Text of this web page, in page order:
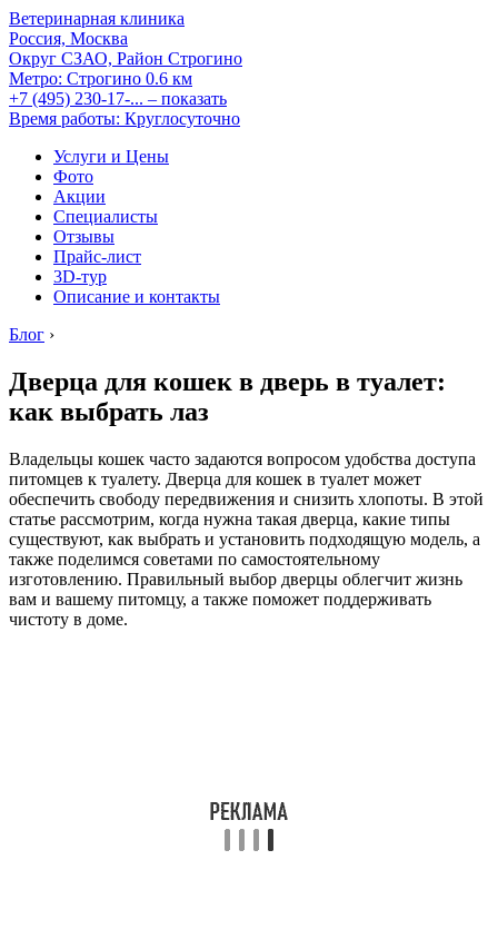
Ветеринарная клиника
Россия, Москва
Округ СЗАО, Район Строгино
Метро: Строгино 0.6 км
+7 (495) 230-17-... – показать
Время работы: Круглосуточно
Услуги и Цены
Фото
Акции
Специалисты
Отзывы
Прайс-лист
3D-тур
Описание и контакты
Блог ›
Дверца для кошек в дверь в туалет:
как выбрать лаз
Владельцы кошек часто задаются вопросом удобства доступа
питомцев к туалету. Дверца для кошек в туалет может
обеспечить свободу передвижения и снизить хлопоты. В этой
статье рассмотрим, когда нужна такая дверца, какие типы
существуют, как выбрать и установить подходящую модель, а
также поделимся советами по самостоятельному
изготовлению. Правильный выбор дверцы облегчит жизнь
вам и вашему питомцу, а также поможет поддерживать
чистоту в доме.